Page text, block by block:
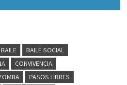
BAILE
BAILE SOCIAL
CONVIVENCIA
PASOS LIBRES